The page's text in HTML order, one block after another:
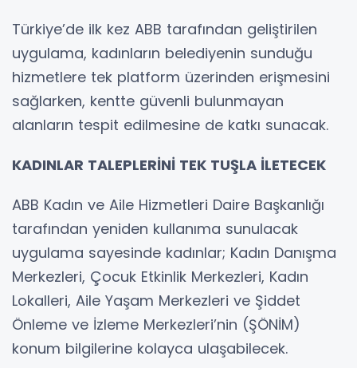
Türkiye’de ilk kez ABB tarafından geliştirilen
uygulama, kadınların belediyenin sunduğu
hizmetlere tek platform üzerinden erişmesini
sağlarken, kentte güvenli bulunmayan
alanların tespit edilmesine de katkı sunacak.
KADINLAR TALEPLERİNİ TEK TUŞLA İLETECEK
ABB Kadın ve Aile Hizmetleri Daire Başkanlığı
tarafından yeniden kullanıma sunulacak
uygulama sayesinde kadınlar; Kadın Danışma
Merkezleri, Çocuk Etkinlik Merkezleri, Kadın
Lokalleri, Aile Yaşam Merkezleri ve Şiddet
Önleme ve İzleme Merkezleri’nin (ŞÖNİM)
konum bilgilerine kolayca ulaşabilecek.